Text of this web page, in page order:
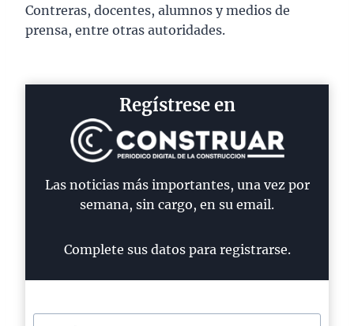
Contreras, docentes, alumnos y medios de
prensa, entre otras autoridades.
Regístrese en
Las noticias más importantes, una vez por
semana, sin cargo, en su email.
Complete sus datos para registrarse.